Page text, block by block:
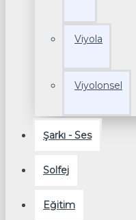
Viyola
Viyolonsel
Şarkı - Ses
Solfej
Eğitim